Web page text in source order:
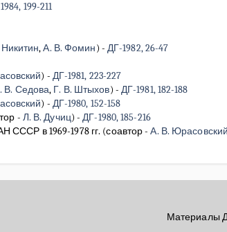
199-211
,А. В. Фомин) - ДГ-1982, 26-47
) - ДГ-1981, 223-227
В. Седова, Г. В. Штыхов) - ДГ-1981, 182-188
) - ДГ-1980, 152-158
- Л. В. Дучиц)- ДГ-1980, 185-216
СССР в 1969-1978 гг. (соавтор -А. В. Юрасовский
Материалы